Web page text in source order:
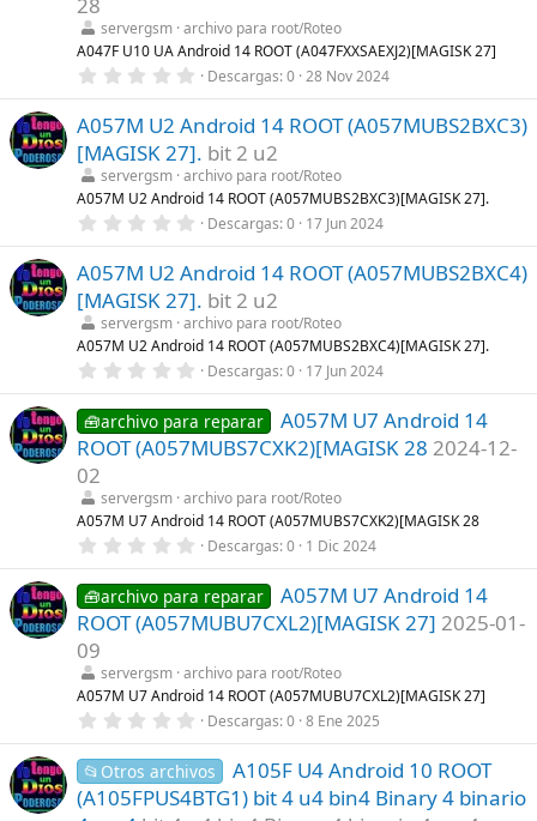
e
l
a
(
s
)
servergsm archivo para root/Roteo
A047F U10 UA Android 14 ROOT (A047FXXSAEXJ2)[MAGISK 27]
0
0
0
e
s
t
r
e
l
(
s
)
Descargas 0 28 Nov 2024
A057M U2 Android 14 ROOT (A057MUBS2BXC3)
[MAGISK 27]. bit 2 u2
servergsm archivo para root/Roteo
A057M U2 Android 14 ROOT (A057MUBS2BXC3)[MAGISK 27].
0
0
0
e
s
t
r
e
l
a
(
s
)
Descargas 0 17 Jun 2024
A057M U2 Android 14 ROOT (A057MUBS2BXC4)
[MAGISK 27]. bit 2 u2
servergsm archivo para root/Roteo
A057M U2 Android 14 ROOT (A057MUBS2BXC4)[MAGISK 27].
0
0
0
e
s
e
l
a
(
s
)
Descargas 0 17 Jun 2024
🧰archivo para reparar
A057M U7 Android 14
ROOT (A057MUBS7CXK2)[MAGISK 28 2024-12-
02
servergsm archivo para root/Roteo
A057M U7 Android 14 ROOT (A057MUBS7CXK2)[MAGISK 28
0
0
0
e
s
e
l
a
(
s
)
Descargas 0 1 Dic 2024
🧰archivo para reparar
A057M U7 Android 14
ROOT (A057MUBU7CXL2)[MAGISK 27] 2025-01-
09
servergsm archivo para root/Roteo
A057M U7 Android 14 ROOT (A057MUBU7CXL2)[MAGISK 27]
0
0
0
e
s
Descargas 0 8 Ene 2025
📂Otros archivos
A105F U4 Android 10 ROOT
(A105FPUS4BTG1) bit 4 u4 bin4 Binary 4 binario